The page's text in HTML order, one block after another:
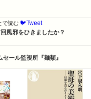
で読む 🐦Tweet
風邪をひきましたか？
ール監視所『麺類』